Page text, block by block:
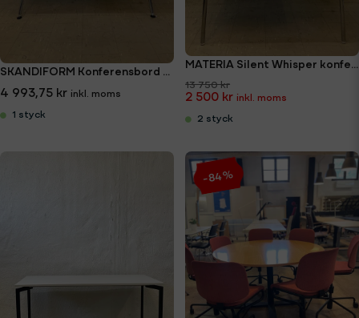
SKANDIFORM Konferensbord 160x80cm
4 993,75 kr
1 styck
MATERIA Silent Whisper konferensbord 120x120cm
13 750 kr
2 500 kr
2 styck
-84%